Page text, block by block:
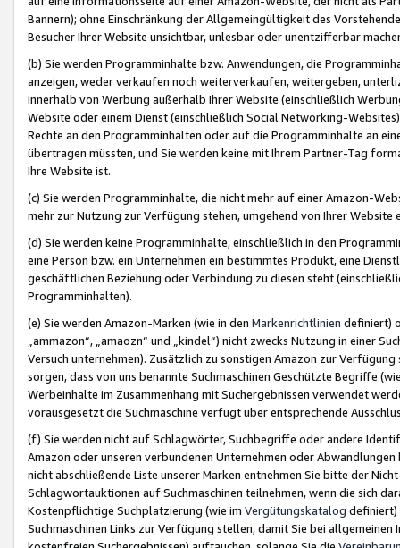
Bannern); ohne Einschränkung der Allgemeingültigkeit des
Besucher Ihrer Website unsichtbar, unlesbar oder unentzifferbar
(b) Sie werden Programminhalte bzw. Anwendungen, die
anzeigen, weder verkaufen noch weiterverkaufen, weitergeben,
innerhalb von Werbung außerhalb Ihrer Website (einschließlich
Website oder einem Dienst (einschließlich Social Networking-
Rechte an den Programminhalten oder auf die Programminhalte an
übertragen müssten, und Sie werden keine mit Ihrem Partner-Tag
Ihre Website ist.
(c) Sie werden Programminhalte, die nicht mehr auf einer Amazon-
mehr zur Nutzung zur Verfügung stehen, umgehend von Ihrer
(d) Sie werden keine Programminhalte, einschließlich in den
eine Person bzw. ein Unternehmen ein bestimmtes Produkt, eine
geschäftlichen Beziehung oder Verbindung zu diesen steht
Programminhalten).
(e) Sie werden Amazon-Marken (wie in den Markenrichtlinien definiert)
„ammazon“, „amaozn“ und „kindel“) nicht zwecks Nutzung in einer
Versuch unternehmen). Zusätzlich zu sonstigen Amazon zur
sorgen, dass von uns benannte Suchmaschinen Geschützte Begriffe
Werbeinhalte im Zusammenhang mit Suchergebnissen verwendet
vorausgesetzt die Suchmaschine verfügt über entsprechende
(f) Sie werden nicht auf Schlagwörter, Suchbegriffe oder andere
Amazon oder unseren verbundenen Unternehmen oder
nicht abschließende Liste unserer Marken entnehmen Sie bitte der
Schlagwortauktionen auf Suchmaschinen teilnehmen, wenn die sich
Kostenpflichtige Suchplatzierung (wie im Vergütungskatalog definiert)
Suchmaschinen Links zur Verfügung stellen, damit Sie bei